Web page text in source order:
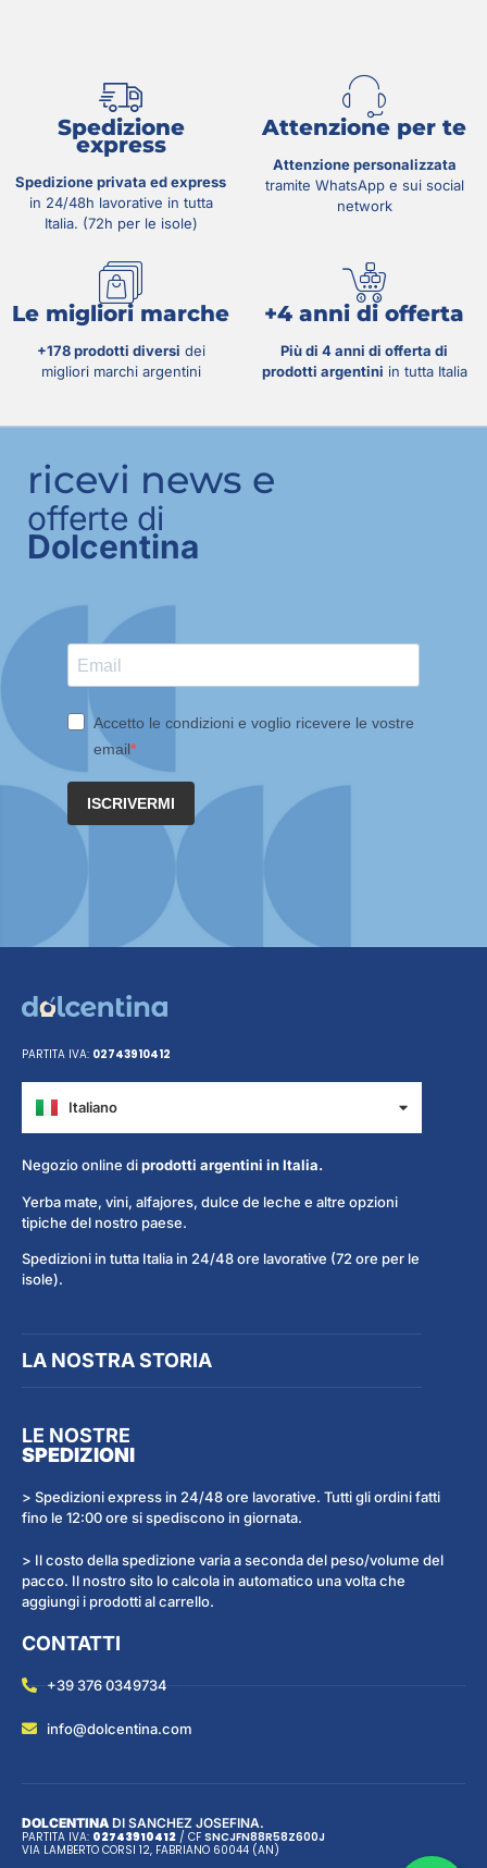
Spedizione
express
Spedizione privata ed express
in 24/48h lavorative in tutta
Italia. (72h per le isole)
Attenzione per te
Attenzione personalizzata
tramite WhatsApp e sui social
network
Le migliori marche
+178 prodotti diversi dei
migliori marchi argentini
+4 anni di offerta
Più di 4 anni di offerta di
prodotti argentini in tutta Italia
ricevi news e
offerte di
Dolcentina
Accetto le condizioni e voglio ricevere le vostre
email
ISCRIVERMI
PARTITA IVA: 02743910412
Italiano
Español
Negozio online diprodotti argentini in Italia.
Yerba mate, vini, alfajores, dulce de leche e altre opzioni
tipiche del nostro paese.
Spedizioni in tutta Italia in 24/48 ore lavorative (72 ore per le
isole).
LA NOSTRA STORIA
LE NOSTRE
SPEDIZIONI
> Spedizioni express in 24/48 ore lavorative. Tutti gli ordini fatti
fino le 12:00 ore si spediscono in giornata.
> Il costo della spedizione varia a seconda del peso/volume del
pacco. Il nostro sito lo calcola in automatico una volta che
aggiungi i prodotti al carrello.
CONTATTI
+39 376 0349734
info@dolcentina.com
DOLCENTINA DI SANCHEZ JOSEFINA.
PARTITA IVA: 02743910412 / CF SNCJFN88R58Z600J
VIA LAMBERTO CORSI 12, FABRIANO 60044 (AN)